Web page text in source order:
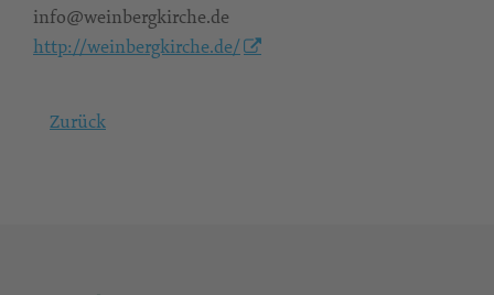
info@weinbergkirche.de
http://weinbergkirche.de/
Zurück